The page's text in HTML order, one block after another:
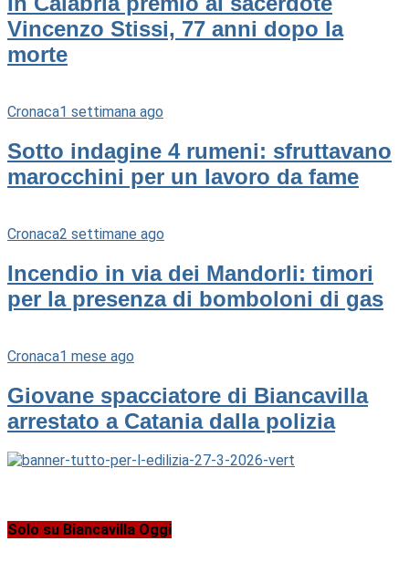
Vincenzo Stissi, 77 anni dopo la
morte
Cronaca1 settimana ago
Sotto indagine 4 rumeni: sfruttavano
marocchini per un lavoro da fame
Cronaca2 settimane ago
Incendio in via dei Mandorli: timori
per la presenza di bomboloni di gas
Cronaca1 mese ago
Giovane spacciatore di Biancavilla
arrestato a Catania dalla polizia
Solo su Biancavilla Oggi